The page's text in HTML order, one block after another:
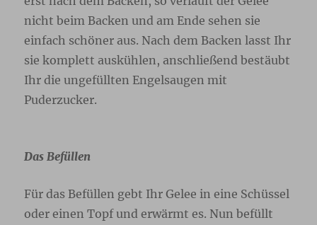
nicht beim Backen und am Ende sehen sie
einfach schöner aus. Nach dem Backen lasst Ihr
sie komplett auskühlen, anschließend bestäubt
Ihr die ungefüllten Engelsaugen mit
Puderzucker.
Das Befüllen
Für das Befüllen gebt Ihr Gelee in eine Schüssel
oder einen Topf und erwärmt es. Nun befüllt